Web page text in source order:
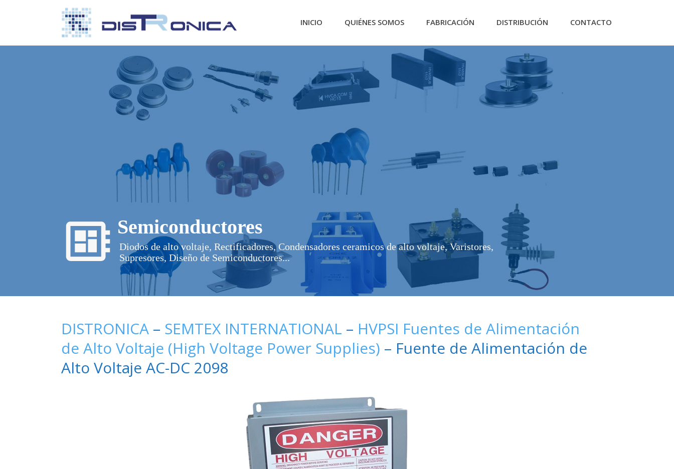
INICIO QUIÉNES SOMOS FABRICACIÓN DISTRIBUCIÓN CONTACTO
Semiconductores
Diodos de alto voltaje, Rectificadores, Condensadores ceramicos de alto voltaje, Varistores,
Supresores, Diseño de Semiconductores...
DISTRONICA – SEMTEX INTERNATIONAL – HVPSI Fuentes de Alimentación
de Alto Voltaje (High Voltage Power Supplies) – Fuente de Alimentación de
Alto Voltaje AC-DC 2098